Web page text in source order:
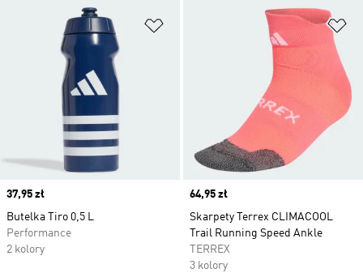
Dodaj do listy życzeń
Price
37,95 zł
Butelka Tiro 0,5 L
Performance
2 kolory
Price
64,95 zł
Skarpety Terrex CLIMACOOL
Trail Running Speed Ankle
TERREX
3 kolory